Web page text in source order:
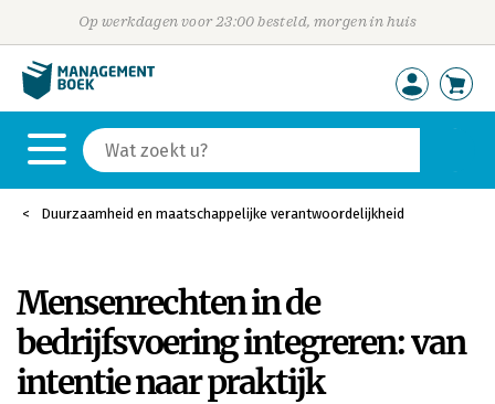
Op werkdagen voor 23:00 besteld, morgen in huis
Duurzaamheid en maatschappelijke verantwoordelijkheid
Mensenrechten in de
bedrijfsvoering integreren: van
intentie naar praktijk